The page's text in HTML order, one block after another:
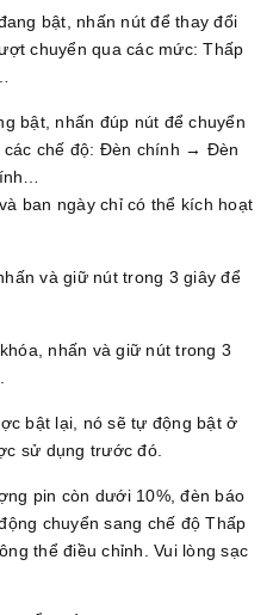
bật, nhấn nút để thay đổi
chuyển qua các mức: Thấp
bật, nhấn đúp nút để chuyển
các chế độ: Đèn chính → Đèn
ban ngày chỉ có thể kích hoạt
và giữ nút trong 3 giây để
nhấn và giữ nút trong 3
bật lại, nó sẽ tự động bật ở
sử dụng trước đó.
pin còn dưới 10%, đèn báo
chuyển sang chế độ Thấp
thể điều chỉnh. Vui lòng sạc